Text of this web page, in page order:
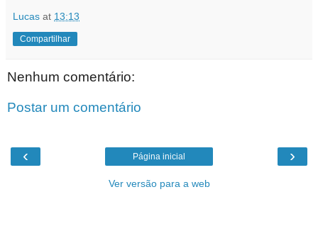
Lucas at 13:13
Compartilhar
Nenhum comentário:
Postar um comentário
‹ ›
Página inicial
Ver versão para a web